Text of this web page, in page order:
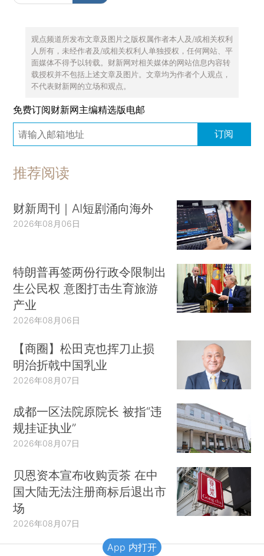
观点频道所发布文章及图片之版权属作者本人及/或相关权利
人所有，未经作者及/或相关权利人单独授权，任何网站、平
面媒体不得予以转载。财新网对相关媒体的网站信息内容转
载授权并不包括上述文章及图片。文章均为作者个人观点，
不代表财新网的立场和观点。
免费订阅财新网主编精选版电邮
订阅
推荐阅读
财新周刊｜AI短剧涌向海外
2026年08月06日
特朗普再签两份行政令限制出
生公民权 意图打击生育旅游
产业
2026年08月06日
【商圈】松田克也挥刀止损
明治折戟中国乳业
2026年08月07日
成都一区法院原院长 被指“违
规挂证执业”
2026年08月07日
贝恩资本宣布收购贡茶 在中
国大陆无法注册商标后退出市
场
2026年08月07日
App 内打开